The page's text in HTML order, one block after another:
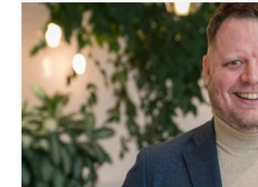
valmistuttuaan tarkoitus
klassisen että
murtoyrityksiä vastaan.